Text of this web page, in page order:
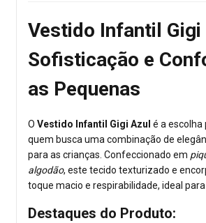
Vestido Infantil
Sofisticação e
as Pequenas
O Vestido Infantil Gigi Azul é a
quem busca uma combinação de
para as crianças. Confeccionado em
algodão, este tecido texturizado e
toque macio e respirabilidade, ideal
Destaques do Produto: